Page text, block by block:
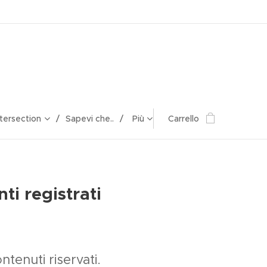
Sapevi che.. Più Carrello
registrati
riservati.